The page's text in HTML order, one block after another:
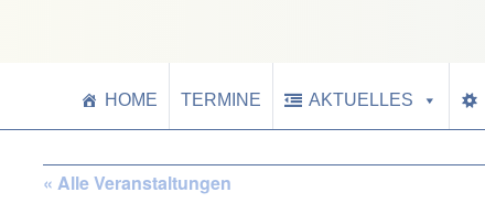
HOME TERMINE AKTUELLES
« Alle Veranstaltungen